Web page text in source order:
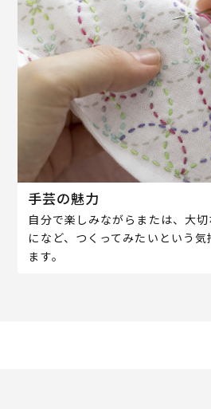
手芸の魅力
自分で楽しみながらまたは、大
になど、つくってみたいという
ます。